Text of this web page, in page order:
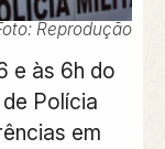
Reprodução
e às 6h do
Polícia
em